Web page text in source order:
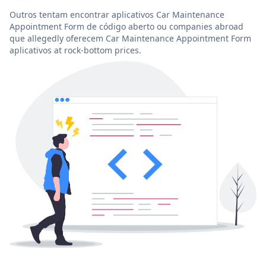
Outros tentam encontrar aplicativos Car Maintenance
Appointment Form de código aberto ou companies abroad
que allegedly oferecem Car Maintenance Appointment Form
aplicativos at rock-bottom prices.